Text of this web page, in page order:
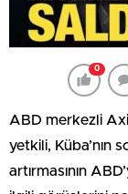
0
ABD merkezli
yetkili, Küba’nın
artırmasının